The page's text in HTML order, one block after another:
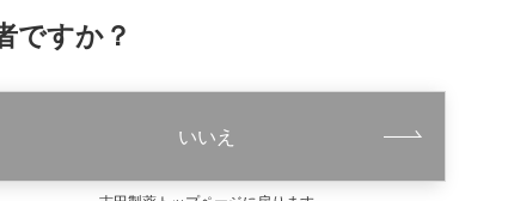
ですか？
いいえ